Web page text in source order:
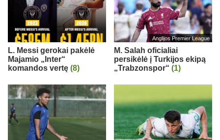
L. Messi gerokai pakėlė
Majamio „Inter“
komandos vertę (8)
Anglijos Premier League
M. Salah oficialiai
persikėlė į Turkijos ekipą
„Trabzonspor“ (1)